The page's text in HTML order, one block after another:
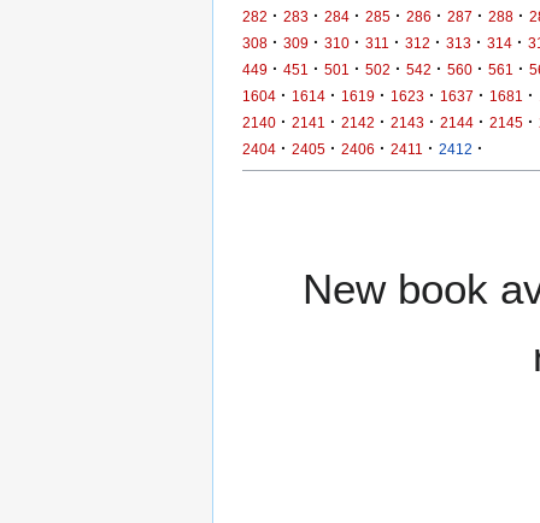
282 · 283 · 284 · 285 · 286 · 287 · 288 ·
308 · 309 · 310 · 311 · 312 · 313 · 314 ·
449 · 451 · 501 · 502 · 542 · 560 · 561 ·
1604 · 1614 · 1619 · 1623 · 1637 · 1681 ·
2140 · 2141 · 2142 · 2143 · 2144 · 2145 ·
2404 · 2405 · 2406 · 2411 · 2412 ·
New book